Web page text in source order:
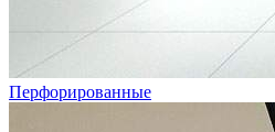
Перфорированные